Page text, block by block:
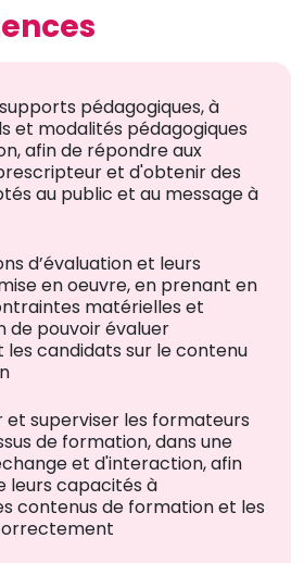
pédagogiques, à
et modalités pédagogiques
afin de répondre aux
et d'obtenir des
au public et au message à
d’évaluation et leurs
en oeuvre, en prenant en
matérielles et
de pouvoir évaluer
candidats sur le contenu
superviser les formateurs
de formation, dans une
et d'interaction, afin
leurs capacités à
contenus de formation et les